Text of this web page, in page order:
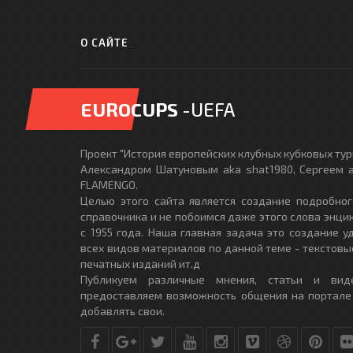
О САЙТЕ
EUROCUPS -UEFA
Проект "История европейских клубных кубковых
Александром Шатуновым aka shat1980, Сергеем
FLAMENGO.
Целью этого сайта является создание
справочника и не побоимся даже этого слова
с 1955 года. Наша главная задача это создание
всех видов материалов по данной теме -
печатных изданий ит.д
Публикуем различные мнения, статьи и
предоставляем возможность общения на
добавлять свои.